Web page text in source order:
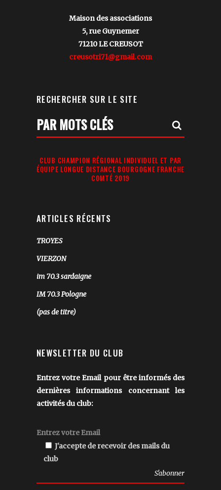
Maison des associations
5, rue Guynemer
71210 LE CREUSOT
creusotri71@gmail.com
RECHERCHER SUR LE SITE
Votre
Recherche:
CLUB CHAMPION RÉGIONAL INDIVIDUEL ET PAR
ÉQUIPE LONGUE DISTANCE BOURGOGNE FRANCHE
COMTÉ 2019
ARTICLES RÉCENTS
TROYES
VIERZON
im 70.3 sardaigne
IM 70.3 Pologne
(pas de titre)
NEWSLETTER DU CLUB
Entrez votre Email pour être informés des
dernières informations concernant les
activités du club:
J'accepte de recevoir des mails du
club
laisser